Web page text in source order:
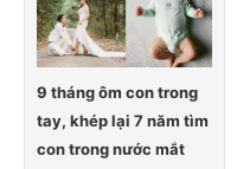
9 tháng ôm con trong
tay, khép lại 7 năm tìm
con trong nước mắt